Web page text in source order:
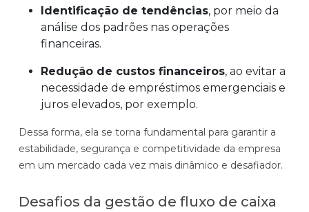
Identificação de tendências, por meio da
análise dos padrões nas operações
financeiras.
Redução de custos financeiros, ao evitar a
necessidade de empréstimos emergenciais e
juros elevados, por exemplo.
Dessa forma, ela se torna fundamental para garantir a
estabilidade, segurança e competitividade da empresa
em um mercado cada vez mais dinâmico e desafiador.
Desafios da gestão de fluxo de caixa